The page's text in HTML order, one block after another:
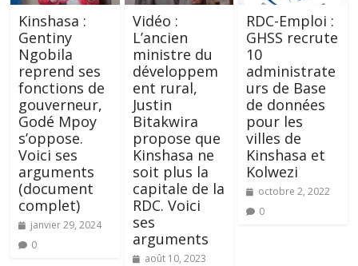
Kinshasa :
Gentiny
Ngobila
reprend ses
fonctions de
gouverneur,
Godé Mpoy
s’oppose.
Voici ses
arguments
(document
complet)
janvier 29, 2024
0
Vidéo :
L’ancien
ministre du
développem
ent rural,
Justin
Bitakwira
propose que
Kinshasa ne
soit plus la
capitale de la
RDC. Voici
ses
arguments
août 10, 2023
RDC-Emploi :
GHSS recrute
10
administrate
urs de Base
de données
pour les
villes de
Kinshasa et
Kolwezi
octobre 2, 2022
0